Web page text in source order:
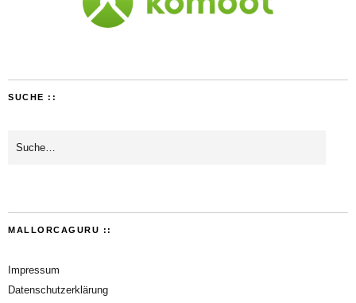
SUCHE ::
MALLORCAGURU ::
Impressum
Datenschutzerklärung